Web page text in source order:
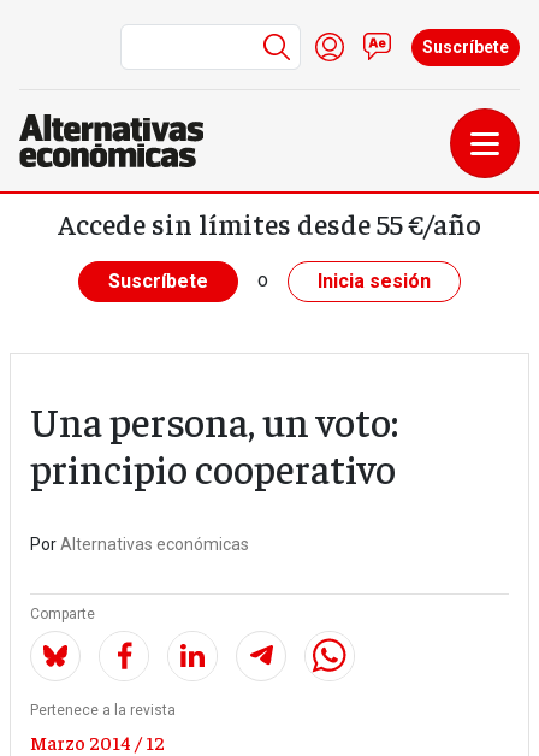
Pasar al contenido principal
Menú de cuenta de
Iniciar sesión
Contacto
Suscríbete
Accede sin límites desde 55 €/año
Suscríbete o Inicia sesión
Una persona, un voto:
principio cooperativo
PorAlternativas económicas
Comparte
Pertenece a la revista
Marzo 2014 / 12